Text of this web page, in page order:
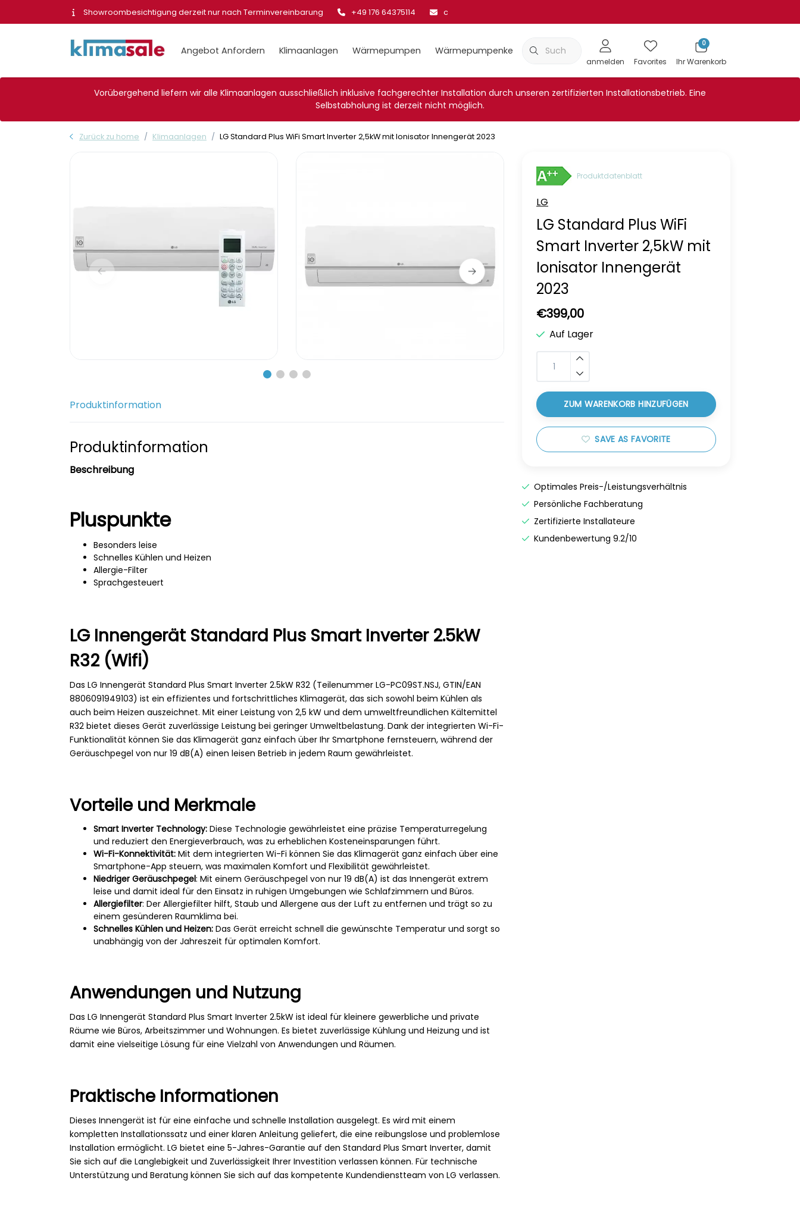
Showroombesichtigung derzeit nur nach Terminvereinbarung +49 176 64375114 cool@klima-sale.de
Angebot Anfordern Klimaanlagen Wärmepumpen Wärmepumpenkessel Klimaanlagenabdeckung Showroom
anmelden Favorites
0
Ihr Warenkorb
Vorübergehend liefern wir alle Klimaanlagen ausschließlich inklusive fachgerechter Installation durch unseren zertifizierten Installationsbetrieb. Eine
Selbstabholung ist derzeit nicht möglich.
Zurück zu home Klimaanlagen LG Standard Plus WiFi Smart Inverter 2,5kW mit Ionisator Innengerät 2023
Produktdatenblatt
LG
LG Standard Plus WiFi
Smart Inverter 2,5kW mit
Ionisator Innengerät
2023
€399,00
Auf Lager
ZUM WARENKORB HINZUFÜGEN
SAVE AS FAVORITE
Optimales Preis-/Leistungsverhältnis
Persönliche Fachberatung
Zertifizierte Installateure
Kundenbewertung 9.2/10
Produktinformation
Produktinformation
Beschreibung
Pluspunkte
Besonders leise
Schnelles Kühlen und Heizen
Allergie-Filter
Sprachgesteuert
LG Innengerät Standard Plus Smart Inverter 2.5kW
R32 (Wifi)
Das LG Innengerät Standard Plus Smart Inverter 2.5kW R32 (Teilenummer LG-PC09ST.NSJ, GTIN/EAN
8806091949103) ist ein effizientes und fortschrittliches Klimagerät, das sich sowohl beim Kühlen als
auch beim Heizen auszeichnet. Mit einer Leistung von 2,5 kW und dem umweltfreundlichen Kältemittel
R32 bietet dieses Gerät zuverlässige Leistung bei geringer Umweltbelastung. Dank der integrierten Wi-Fi-
Funktionalität können Sie das Klimagerät ganz einfach über Ihr Smartphone fernsteuern, während der
Geräuschpegel von nur 19 dB(A) einen leisen Betrieb in jedem Raum gewährleistet.
Vorteile und Merkmale
Smart Inverter Technology: Diese Technologie gewährleistet eine präzise Temperaturregelung
und reduziert den Energieverbrauch, was zu erheblichen Kosteneinsparungen führt.
Wi-Fi-Konnektivität: Mit dem integrierten Wi-Fi können Sie das Klimagerät ganz einfach über eine
Smartphone-App steuern, was maximalen Komfort und Flexibilität gewährleistet.
Niedriger Geräuschpegel: Mit einem Geräuschpegel von nur 19 dB(A) ist das Innengerät extrem
leise und damit ideal für den Einsatz in ruhigen Umgebungen wie Schlafzimmern und Büros.
Allergiefilter: Der Allergiefilter hilft, Staub und Allergene aus der Luft zu entfernen und trägt so zu
einem gesünderen Raumklima bei.
Schnelles Kühlen und Heizen: Das Gerät erreicht schnell die gewünschte Temperatur und sorgt so
unabhängig von der Jahreszeit für optimalen Komfort.
Anwendungen und Nutzung
Das LG Innengerät Standard Plus Smart Inverter 2.5kW ist ideal für kleinere gewerbliche und private
Räume wie Büros, Arbeitszimmer und Wohnungen. Es bietet zuverlässige Kühlung und Heizung und ist
damit eine vielseitige Lösung für eine Vielzahl von Anwendungen und Räumen.
Praktische Informationen
Dieses Innengerät ist für eine einfache und schnelle Installation ausgelegt. Es wird mit einem
kompletten Installationssatz und einer klaren Anleitung geliefert, die eine reibungslose und problemlose
Installation ermöglicht. LG bietet eine 5-Jahres-Garantie auf den Standard Plus Smart Inverter, damit
Sie sich auf die Langlebigkeit und Zuverlässigkeit Ihrer Investition verlassen können. Für technische
Unterstützung und Beratung können Sie sich auf das kompetente Kundendienstteam von LG verlassen.